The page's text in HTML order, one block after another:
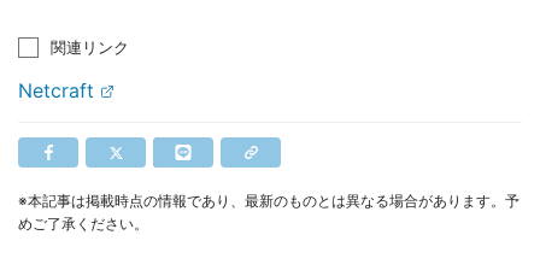
関連リンク
Netcraft
※本記事は掲載時点の情報であり、最新のものとは異なる場合があります。予
めご了承ください。